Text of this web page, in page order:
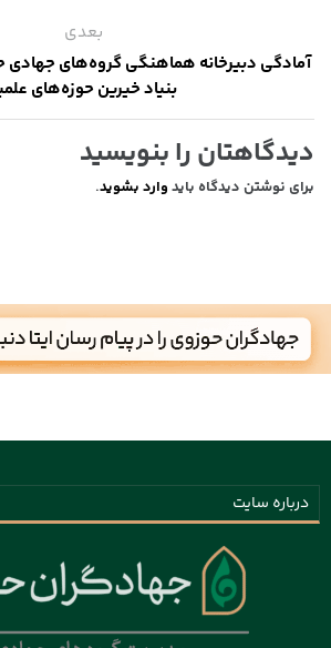
بعدی
آمادگی دبیرخانه هماهنگی گروه‌های جهادی
بنیاد خیرین حوزه‌های
دیدگاهتان را بنویسید
برای نوشتن دیدگاه باید وارد بشوید.
درباره سایت